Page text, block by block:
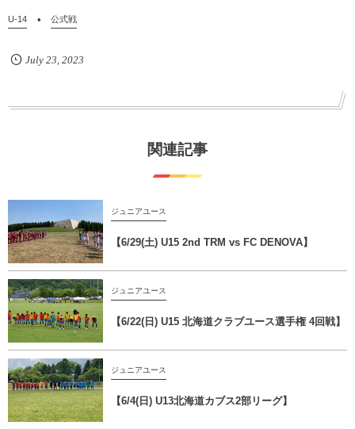
U-14 公式戦
July 23 2023
関連記事
ジュニアユース
【6/29(土) U15 2nd TRM vs FC DENOVA】
ジュニアユース
【6/22(日) U15 北海道クラブユース選手権 4回戦】
ジュニアユース
【6/4(日) U13北海道カブス2部リーグ】